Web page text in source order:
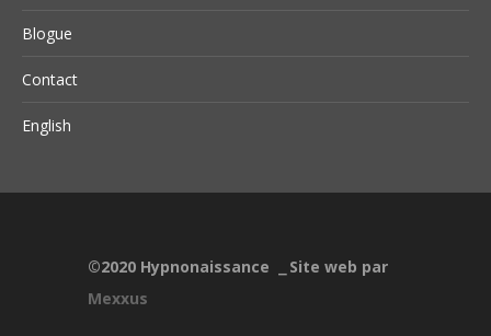
Blogue
Contact
English
©2020 Hypnonaissance
Site web par
Mexxus